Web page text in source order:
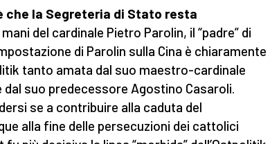
che la Segreteria di Stato resta
del cardinale Pietro Parolin, il “padre” di
di Parolin sulla Cina è chiaramente
tanto amata dal suo maestro-cardinale
dal suo predecessore Agostino Casaroli.
se a contribuire alla caduta del
alla fine delle persecuzioni dei cattolici